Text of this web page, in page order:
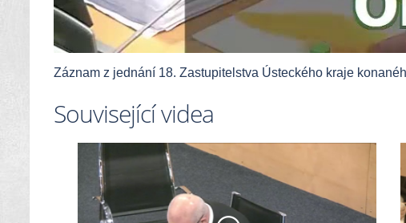
Záznam z jednání 18. Zastupitelstva Ústeckého kraje
Související videa